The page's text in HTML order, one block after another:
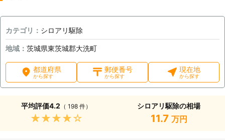
カテゴリ： シロアリ駆除
地域： 茨城県東茨城郡大洗町
都道府県
から探す
郵便番号
から探す
現在地
から探す
平均評価4.2 （ 198 件）
★★★★★
シロアリ駆除の相場
11.7 万円